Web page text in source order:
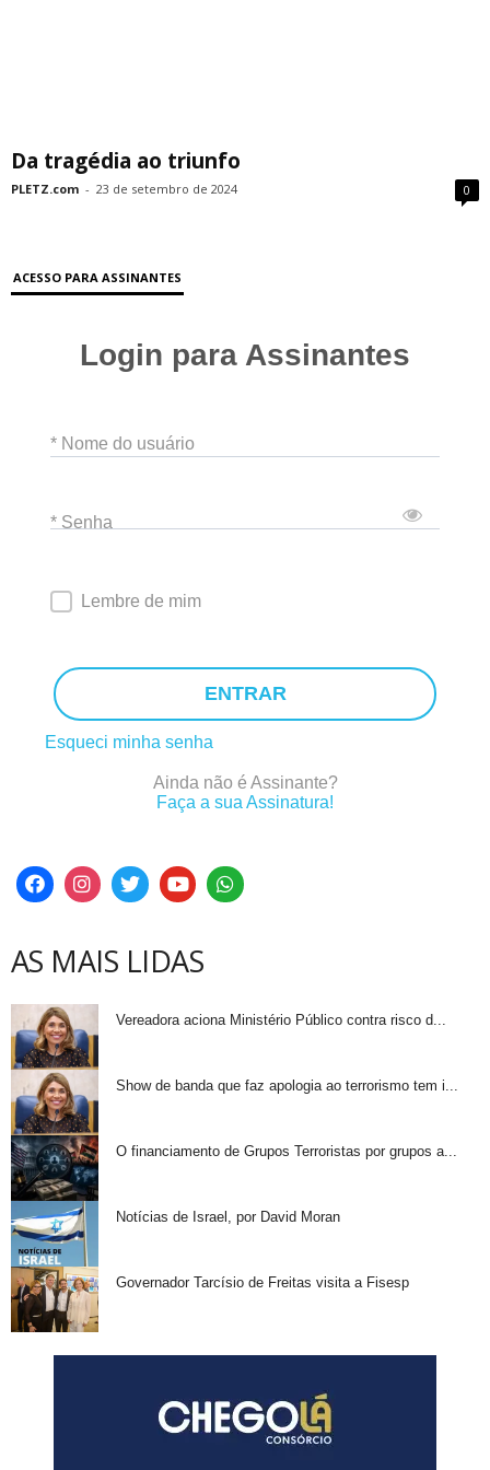
Da tragédia ao triunfo
PLETZ.com - 23 de setembro de 2024 0
ACESSO PARA ASSINANTES
Login para Assinantes
* Nome do usuário
* Senha
Lembre de mim
ENTRAR
Esqueci minha senha
Ainda não é Assinante?
Faça a sua Assinatura!
AS MAIS LIDAS
Vereadora aciona Ministério Público contra risco d...
Show de banda que faz apologia ao terrorismo tem i...
O financiamento de Grupos Terroristas por grupos a...
Notícias de Israel, por David Moran
Governador Tarcísio de Freitas visita a Fisesp